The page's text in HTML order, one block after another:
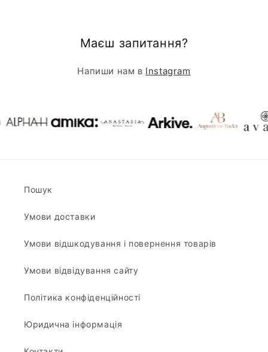
Маєш запитання?
Напиши нам в Instagram
Пошук
Умови доставки
Умови відшкодування і повернення товарів
Умови відвідування сайту
Політика конфіденційності
Юридична інформація